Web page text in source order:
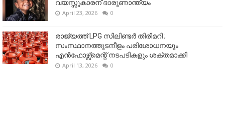
വയസ്സുകാരന് ദാരുണാന്ത്യം
April 23, 2026 0
രാജ്യത്ത് LPG സിലിണ്ടർ തിരിമറി ;
സംസ്ഥാനത്തുടനീളം പരിശോധനയും
എൻഫോഴ്സ്മെന്റ് നടപടികളും ശക്തമാക്കി
April 13, 2026 0